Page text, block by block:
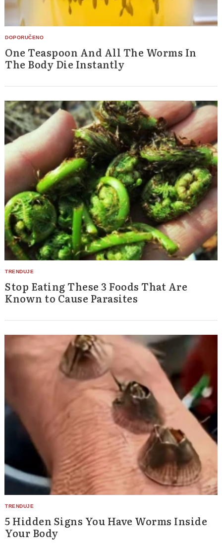
One Teaspoon And All The Worms In
The Body Die Instantly
Stop Eating These 3 Foods That Are
Known to Cause Parasites
5 Hidden Signs You Have Worms Inside
Your Body